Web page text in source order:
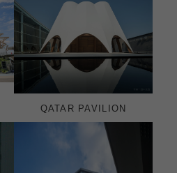
QATAR PAVILION